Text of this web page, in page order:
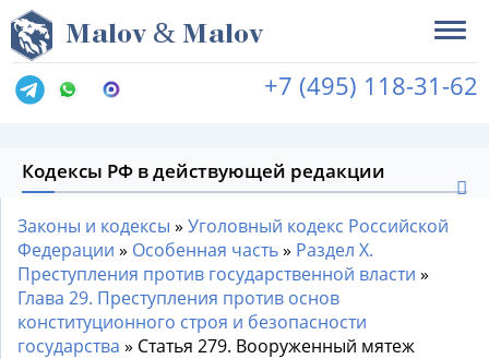
Malov & Malov
+7 (495) 118-31-62
Кодексы РФ в действующей редакции
Законы и кодексы » Уголовный кодекс Российской
Федерации » Особенная часть» Раздел X.
Преступления против государственной власти »
Глава 29. Преступления против основ
конституционного строя и безопасности
государства » Статья 279. Вооруженный мятеж